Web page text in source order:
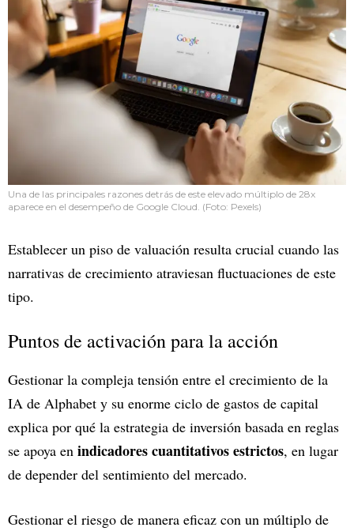
Una de las principales razones detrás de este elevado múltiplo de 28x
aparece en el desempeño de Google Cloud. (Foto: Pexels)
Establecer un piso de valuación resulta crucial cuando las
narrativas de crecimiento atraviesan fluctuaciones de este
tipo.
Puntos de activación para la acción
Gestionar la compleja tensión entre el crecimiento de la
IA de Alphabet y su enorme ciclo de gastos de capital
explica por qué la estrategia de inversión basada en reglas
se apoya en indicadores cuantitativos estrictos, en lugar
de depender del sentimiento del mercado.
Gestionar el riesgo de manera eficaz con un múltiplo de